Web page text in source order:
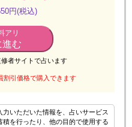
円(税込)
アリ
進む
者サイトで占います
割引価格で購入できます
いただいた情報を、占いサービス
を行ったり、他の目的で使用する